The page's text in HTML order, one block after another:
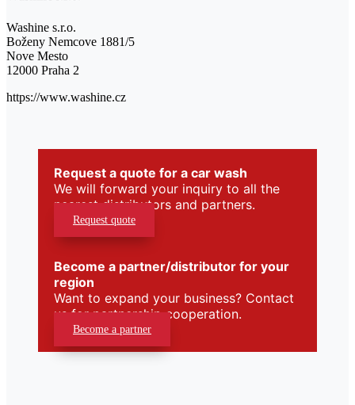
Washine s.r.o.
Boženy Nemcove 1881/5
Nove Mesto
12000 Praha 2
https://www.washine.cz
Request a quote for a car wash
We will forward your inquiry to all the
nearest distributors and partners.
Request quote
Become a partner/distributor for your
region
Want to expand your business? Contact
us for partnership cooperation.
Become a partner